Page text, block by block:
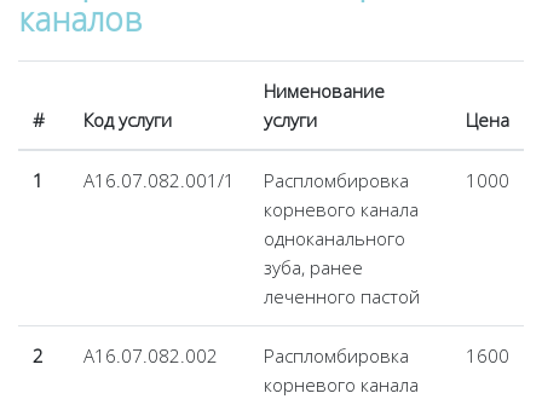
каналов
# Код услуги
Нименование
услуги
Цена
1 А16.07.082.001/1
Распломбировка
корневого канала
одноканального
зуба, ранее
леченного пастой
1000
2 А16.07.082.002
Распломбировка
корневого канала
1600